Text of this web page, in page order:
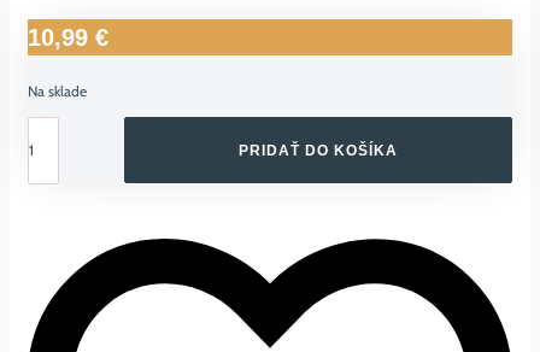
10,99 €
Na sklade
CUMLÍKY
6M,
KAUČUK
PRIDAŤ DO KOŠÍKA